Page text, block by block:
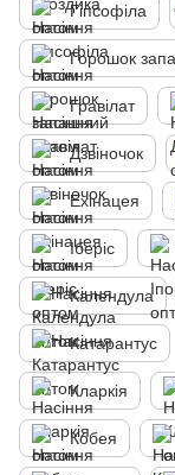
Гіпсофіла
Горошок
Гравілат
Дзвіночок
Ехінацея
Іберіс
Календула
Катарантус
Кларкія
Кобея